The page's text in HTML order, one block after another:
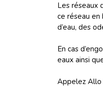
Les réseaux
ce réseau
d’eau, des
En cas
eaux ainsi
Appelez Allo